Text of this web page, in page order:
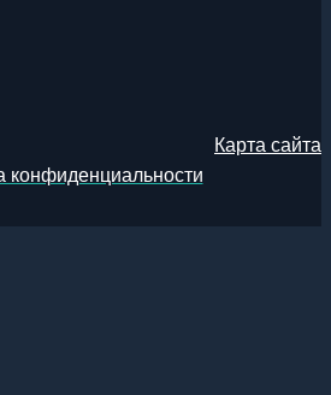
Карта сайта
конфиденциальности